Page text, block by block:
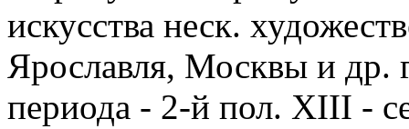
искусства неск.
Ярославля, Москвы и др.
периода - 2-й пол. XIII -